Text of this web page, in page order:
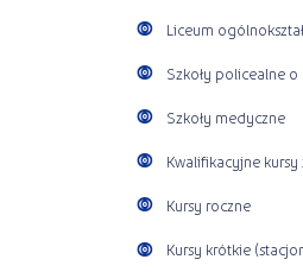
Liceum
Szkoły policealne
Szkoły medyczne
Kwalifikacyjne
Kursy roczne
Kursy krótkie